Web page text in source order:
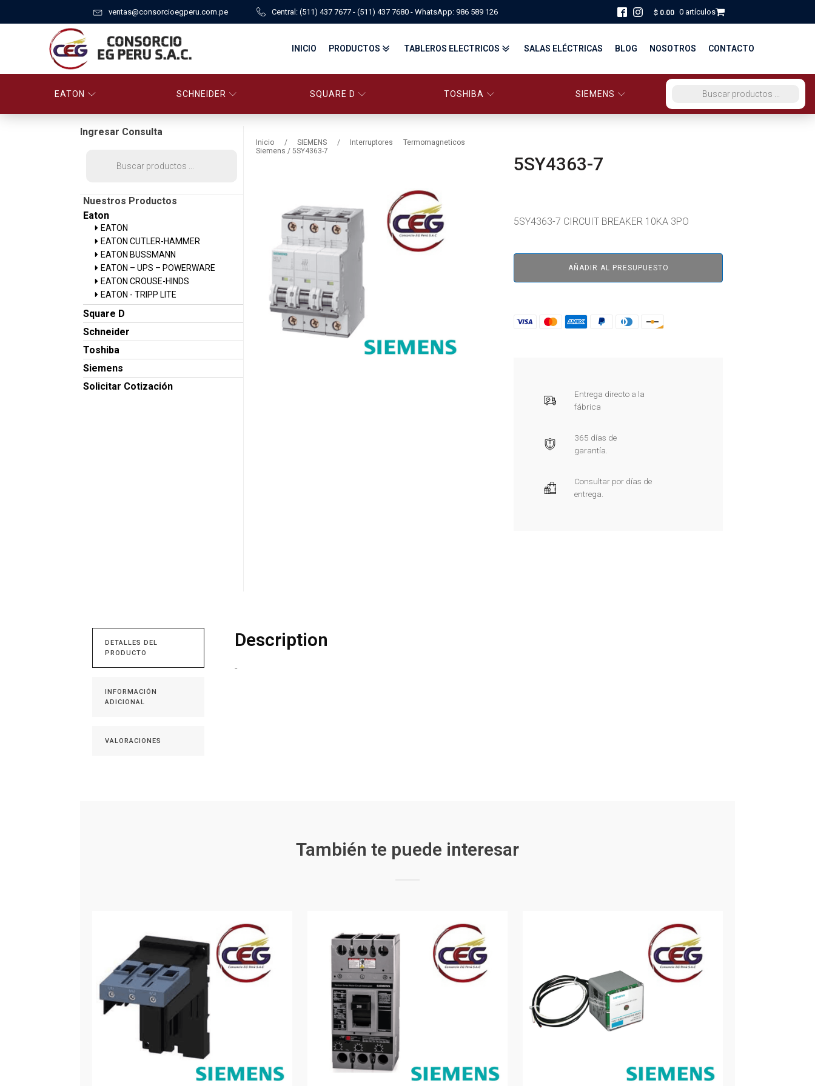
ventas@consorcioegperu.com.pe Central: (511) 437 7677 - (511) 437 7680 - WhatsApp: 986 589 126 $0.00 0 artículos
INICIO PRODUCTOS
INTERRUPTORES TERMOMAGNÉTICOS
MANDO, SEÑALIZACIÓN Y CONTROL
TRANSFORMADORES
UPS
TABLEROS ELECTRICOS
PANELBOARD, TABLEROS ELÉCTRICOS DISTRIBUCIÓN Y FUERZA
SALAS ELÉCTRICAS BLOG NOSOTROS CONTACTO
EATON SCHNEIDER SQUARE D TOSHIBA SIEMENS BÚSQUEDA DE PRODUCTOS
Ingresar Consulta
Nuestros Productos
Eaton
EATON
EATON CUTLER-HAMMER
EATON BUSSMANN
EATON – UPS – POWERWARE
EATON CROUSE-HINDS
EATON - TRIPP LITE
Square D
Schneider
Toshiba
Siemens
Solicitar Cotización
Inicio /SIEMENS /
Interruptores Termomagneticos
Siemens / 5SY4363-7
5SY4363-7
5SY4363-7 CIRCUIT BREAKER 10KA 3PO
AÑADIR AL PRESUPUESTO
Entrega directo a la
fábrica
365 días de
garantía.
Consultar por días de
entrega.
DETALLES DEL
PRODUCTO
INFORMACIÓN
ADICIONAL
VALORACIONES
Description
-
También te puede interesar